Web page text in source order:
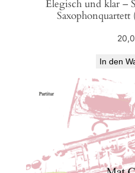
Elegisch und klar –
In den